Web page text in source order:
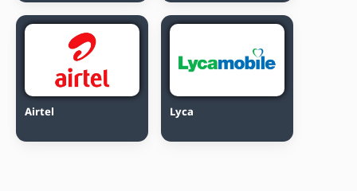
Airtel Lyca